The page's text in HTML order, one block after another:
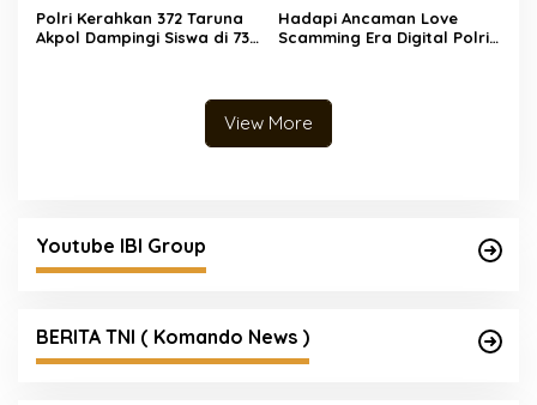
Polri Kerahkan 372 Taruna
Akpol Dampingi Siswa di 73
Hadapi Ancaman Love
Scamming Era Digital Polri
View More
Youtube IBI Group
BERITA TNI ( Komando News )